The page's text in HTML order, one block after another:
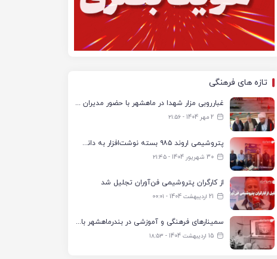
تازه های فرهنگی
غبارروبی مزار شهدا در ماهشهر با حضور مدیران پتروشیمی اروند و مسئولان شهری
2 مهر 1404 - ۲۱:۵۶
پتروشیمی اروند ۹۸۵ بسته نوشت‌افزار به دانش‌آموزان تحت پوشش کمیته امداد بندرماهشهر اهدا کرد
30 شهریور 1404 - ۲۱:۴۵
از کارگران پتروشیمی فن‌آوران تجلیل شد
21 اردیبهشت 1404 - ۰۰:۰۱
سمینارهای فرهنگی و آموزشی در بندرماهشهر با همکاری فرهنگ‌سرای پتروشیمی مارون
15 اردیبهشت 1404 - ۱۸:۵۳